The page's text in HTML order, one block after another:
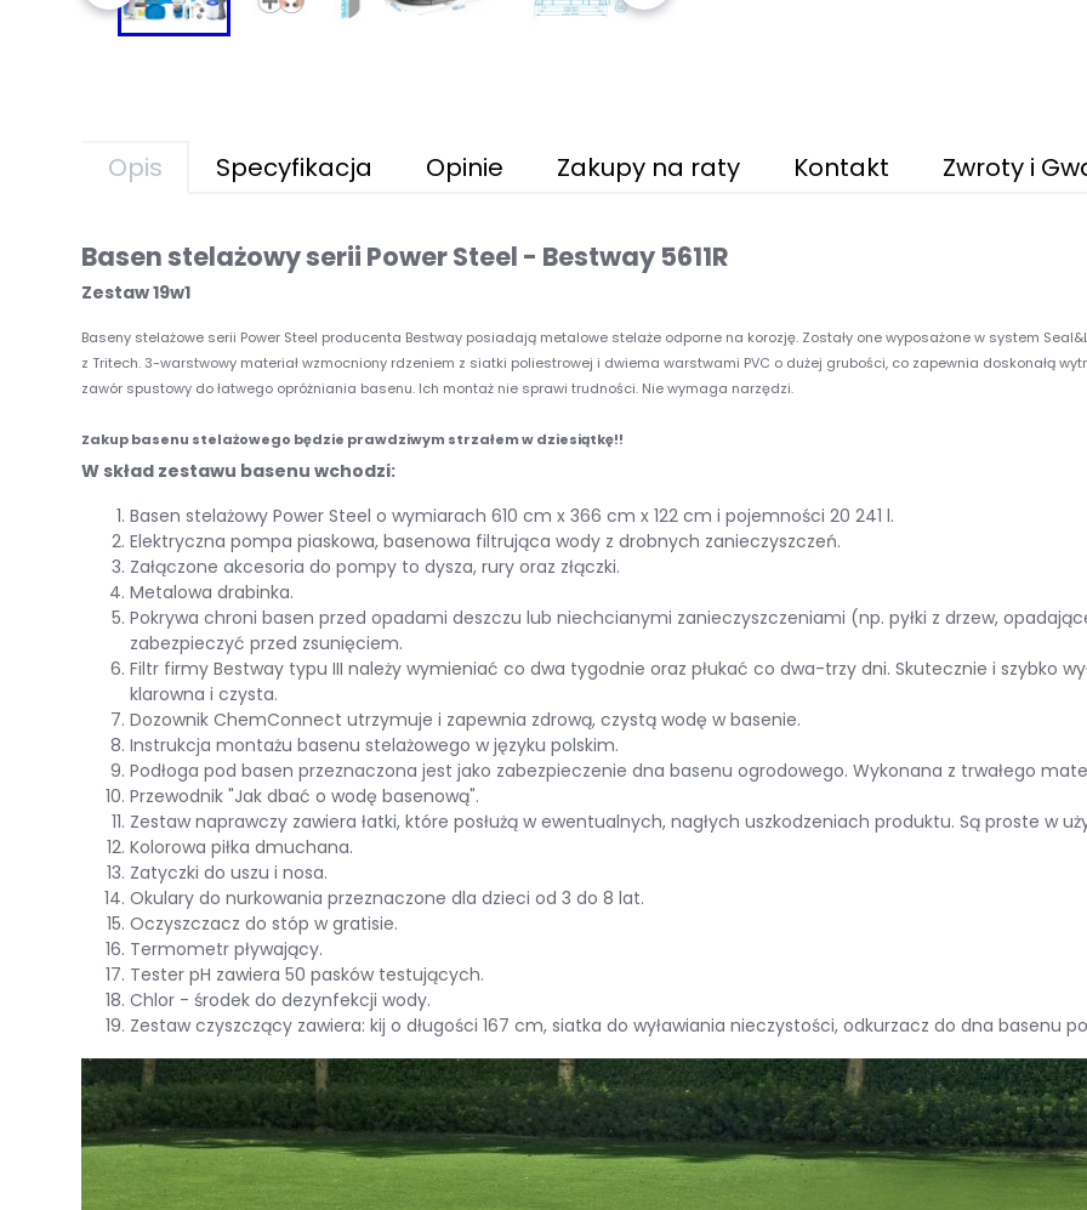
Opis Specyfikacja Opinie Zakupy na raty Kontakt Zwroty i
Basen stelażowy serii Power Steel - Bestway 5611R
Zestaw 19w1
Baseny stelażowe serii Power Steel producenta Bestway posiadają metalowe stelaże odporne na korozję. Zostały one wyposażone w system
z Tritech. 3-warstwowy materiał wzmocniony rdzeniem z siatki poliestrowej i dwiema warstwami PVC o dużej grubości, co zapewnia doskonałą
zawór spustowy do łatwego opróżniania basenu. Ich montaż nie sprawi trudności. Nie wymaga narzędzi.
Zakup basenu stelażowego będzie prawdziwym strzałem w dziesiątkę!!
W skład zestawu basenu wchodzi:
Basen stelażowy Power Steel o wymiarach 610 cm x 366 cm x 122 cm i pojemności 20 241 l.
Elektryczna pompa piaskowa, basenowa filtrująca wody z drobnych zanieczyszczeń.
Załączone akcesoria do pompy to dysza, rury oraz złączki.
Metalowa drabinka.
Pokrywa chroni basen przed opadami deszczu lub niechcianymi zanieczyszczeniami (np. pyłki z drzew,
zabezpieczyć przed zsunięciem.
Filtr firmy Bestway typu III należy wymieniać co dwa tygodnie oraz płukać co dwa-trzy dni. Skutecznie i szybko
klarowna i czysta.
Dozownik ChemConnect utrzymuje i zapewnia zdrową, czystą wodę w basenie.
Instrukcja montażu basenu stelażowego w języku polskim.
Podłoga pod basen przeznaczona jest jako zabezpieczenie dna basenu ogrodowego. Wykonana z trwałego
Przewodnik "Jak dbać o wodę basenową".
Zestaw naprawczy zawiera łatki, które posłużą w ewentualnych, nagłych uszkodzeniach produktu. Są proste w
Kolorowa piłka dmuchana.
Zatyczki do uszu i nosa.
Okulary do nurkowania przeznaczone dla dzieci od 3 do 8 lat.
Oczyszczacz do stóp w gratisie.
Termometr pływający.
Tester pH zawiera 50 pasków testujących.
Chlor - środek do dezynfekcji wody.
Zestaw czyszczący zawiera: kij o długości 167 cm, siatka do wyławiania nieczystości, odkurzacz do dna basenu